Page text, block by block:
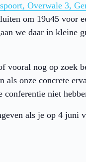
Overwale 3,
om 19u45 voor
we daar in kleine
nog op zoek
onze concrete
conferentie niet
als je op 4 juni